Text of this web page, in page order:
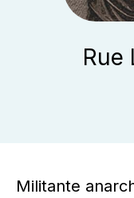
Rue
Militante